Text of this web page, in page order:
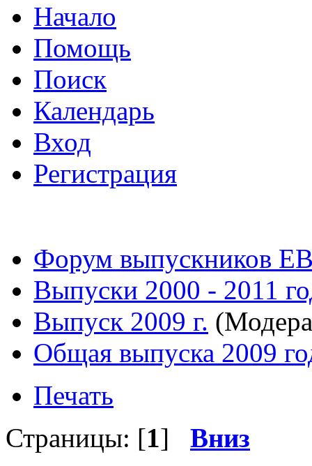
Начало
Помощь
Поиск
Календарь
Вход
Регистрация
Форум выпускников
Выпуски 2000 - 2011
Выпуск 2009 г.
Общая выпуска 2009
Печать
Страницы: [1] Вниз